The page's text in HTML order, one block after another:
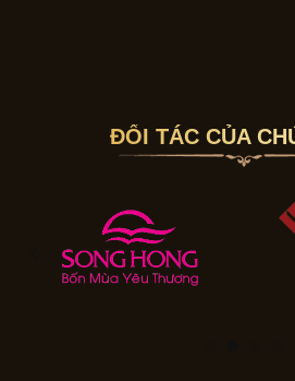
ĐỐI TÁC CỦA